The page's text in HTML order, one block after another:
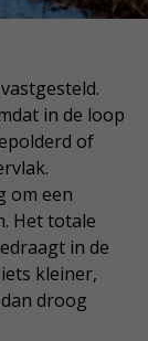
in de loop
of
om een
Het totale
in de
kleiner,
droog